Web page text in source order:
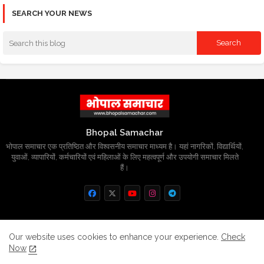
SEARCH YOUR NEWS
Bhopal Samachar
भोपाल समाचार एक प्रतिष्ठित और विश्वसनीय समाचार माध्यम है। यहां नागरिकों, विद्यार्थियों,
युवाओं, व्यापारियों, कर्मचारियों एवं महिलाओं के लिए महत्वपूर्ण और उपयोगी समाचार मिलते
हैं।
Home About Contact us
Privacy Policy
Our website uses cookies to enhance your experience. Check
Now